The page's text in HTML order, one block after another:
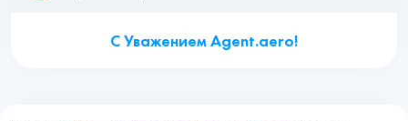
С Уважением Agent.aero!